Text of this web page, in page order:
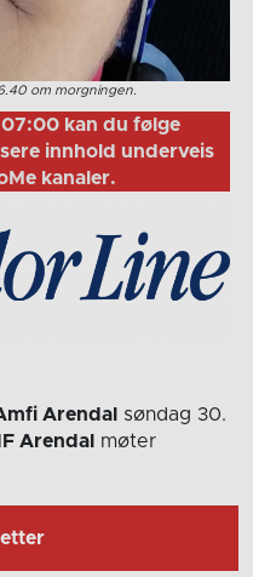
om morgningen.
kan du følge
innhold underveis
kanaler.
Arendal
søndag 30.
Arendal
møter